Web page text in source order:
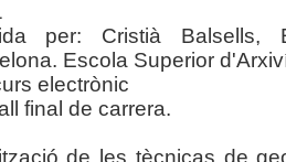
per: Cristià Balsells,
Escola Superior
electrònic
final de carrera.
de les tècnicas de